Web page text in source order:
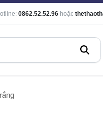
0862.52.52.96 hoặc